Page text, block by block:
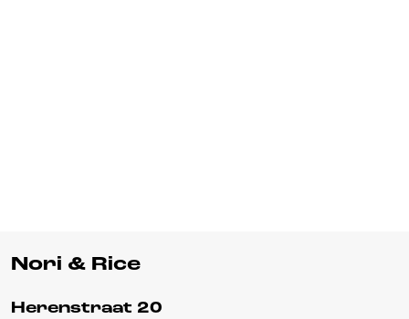
Nori & Rice
Herenstraat 20